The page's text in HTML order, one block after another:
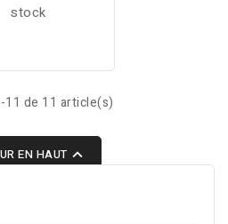
stock
de 11 article(s)
EN HAUT 